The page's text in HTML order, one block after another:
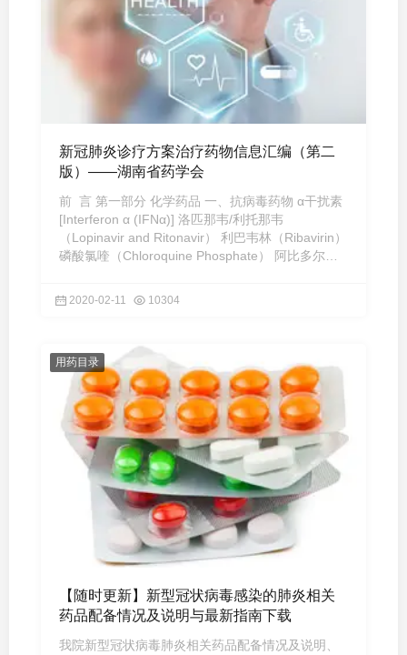
新冠肺炎诊疗方案治疗药物信息汇编（第二
版）——湖南省药学会
前 言 第一部分 化学药品 一、抗病毒药物 α干扰素
[Interferon α (IFNα)] 洛匹那韦/利托那韦
（Lopinavir and Ritonavir） 利巴韦林（Ribavirin）
磷酸氯喹（Chloroquine Phosphate） 阿比多尔
2020-02-11 10304
用药目录
【随时更新】新型冠状病毒感染的肺炎相关
药品配备情况及说明与最新指南下载
我院新型冠状病毒肺炎相关药品配备情况及说明、